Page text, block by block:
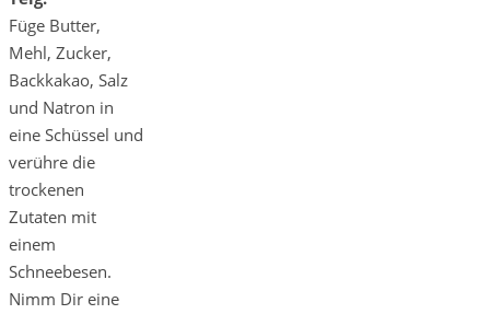
Füge Butter,
Mehl, Zucker,
Backkakao, Salz
und Natron in
eine Schüssel und
verühre die
trockenen
Zutaten mit
einem
Schneebesen.
Nimm Dir eine